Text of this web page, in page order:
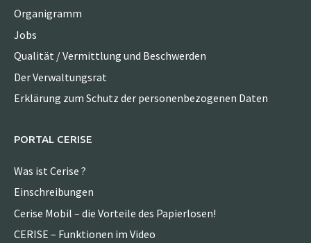
Organigramm
Jobs
Qualität / Vermittlung und Beschwerden
Der Verwaltungsrat
Erklärung zum Schutz der personenbezogenen Daten
PORTAL CERISE
Was ist Cerise ?
Einschreibungen
Cerise Mobil – die Vorteile des Papierlosen!
CERISE – Funktionen im Video